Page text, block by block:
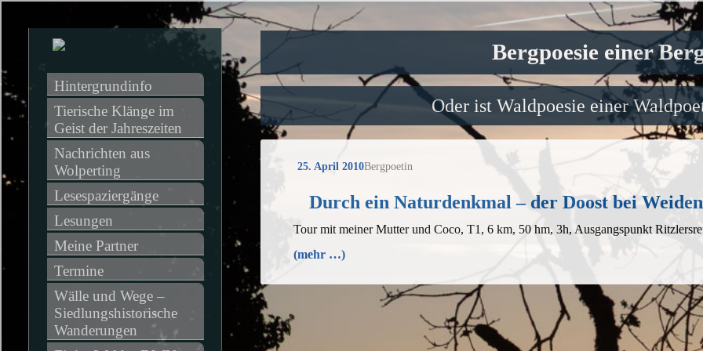
Bergpoesie einer
Oder ist Waldpoesie einer
25. April 2010Bergpoetin
Durch ein Naturdenkmal – der Doost bei Weiden
Tour mit meiner Mutter und Coco, T1, 6 km, 50 hm, 3h, Ausgangspunkt
(mehr …)
Hintergrundinfo
Tierische Klänge im
Geist der Jahreszeiten
Nachrichten aus
Wolperting
Lesespaziergänge
Lesungen
Meine Partner
Termine
Wälle und Wege –
Siedlungshistorische
Wanderungen